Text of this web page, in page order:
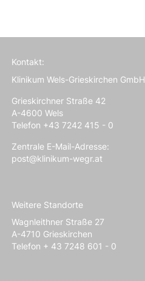
Kontakt:
Klinikum Wels-Grieskirchen GmbH
Grieskirchner Straße 42
A-4600 Wels
Telefon +43 7242 415 - 0
Zentrale E-Mail-Adresse:
post@klinikum-wegr.at
Weitere Standorte
Wagnleithner Straße 27
A-4710 Grieskirchen
Telefon + 43 7248 601 - 0